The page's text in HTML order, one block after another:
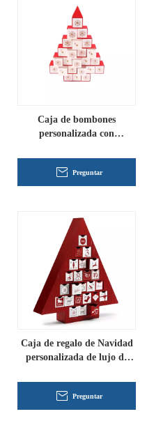
Caja de bombones
personalizada con
Preguntar
Caja de regalo de Navidad
personalizada de lujo de
Preguntar